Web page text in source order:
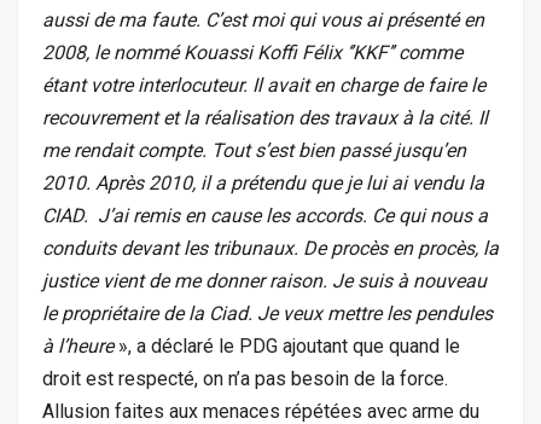
aussi de ma faute. C’est moi qui vous ai présenté en
2008, le nommé Kouassi Koffi Félix ‘’KKF’’ comme
étant votre interlocuteur. Il avait en charge de faire le
recouvrement et la réalisation des travaux à la cité. Il
me rendait compte. Tout s’est bien passé jusqu’en
2010. Après 2010, il a prétendu que je lui ai vendu la
CIAD. J’ai remis en cause les accords. Ce qui nous a
conduits devant les tribunaux. De procès en procès, la
justice vient de me donner raison. Je suis à nouveau
le propriétaire de la Ciad. Je veux mettre les pendules
à l’heure», a déclaré le PDG ajoutant que quand le
droit est respecté, on n’a pas besoin de la force.
Allusion faites aux menaces répétées avec arme du